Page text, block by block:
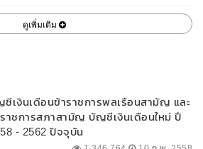
ดูเพิ่มเติม
เงินเดือนข้าราชการพลเรือนสามัญ และ
าชการสภาสามัญ บัญชีเงินเดือนใหม่ ปี
- 2562 ปัจจุบัน